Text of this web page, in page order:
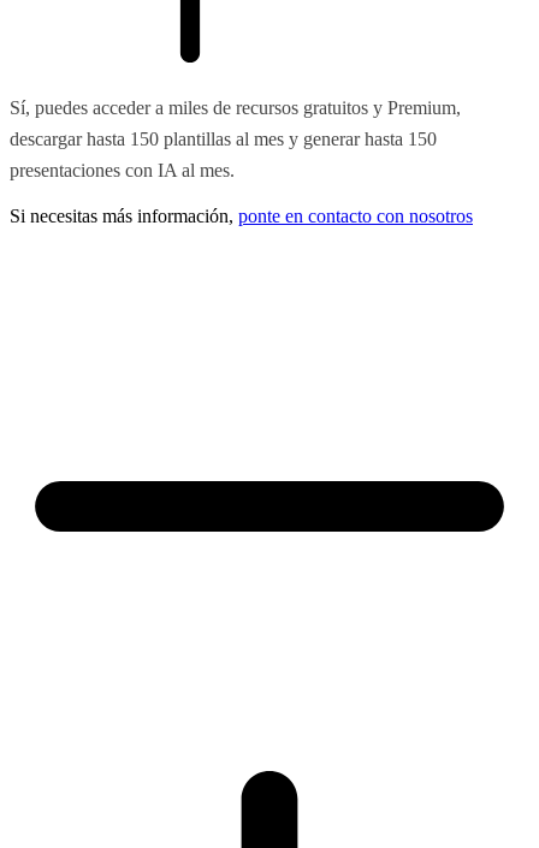
Sí, puedes acceder a miles de recursos gratuitos y Premium,
descargar hasta 150 plantillas al mes y generar hasta 150
presentaciones con IA al mes.
Si necesitas más información, ponte en contacto con nosotros